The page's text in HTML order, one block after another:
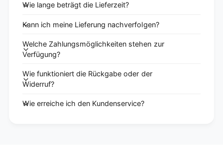
Wie lange beträgt die Lieferzeit?
Kann ich meine Lieferung nachverfolgen?
Welche Zahlungsmöglichkeiten stehen zur
Verfügung?
Wie funktioniert die Rückgabe oder der
Widerruf?
Wie erreiche ich den Kundenservice?